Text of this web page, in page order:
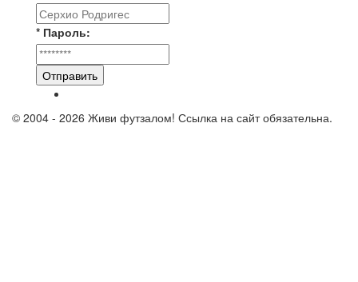
* Пароль:
Отправить
© 2004 - 2026 Живи футзалом! Ссылка на сайт обязательна.